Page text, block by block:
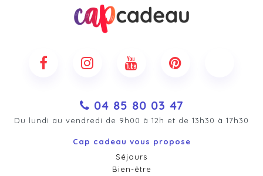
04 85 80 03 47
Du lundi au vendredi de 9h00 à 12h et de 13h30 à 17h30
Cap cadeau vous propose
Séjours
Bien-être